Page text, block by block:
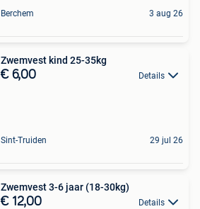
Berchem 3 aug 26
Zwemvest kind 25-35kg
€ 6,00 Details
Sint-Truiden 29 jul 26
Zwemvest 3-6 jaar (18-30kg)
€ 12,00 Details